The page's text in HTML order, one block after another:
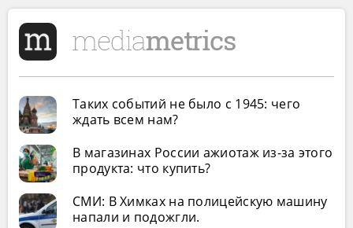
Таких событий не было с 1945: чего
ждать всем нам?
В магазинах России ажиотаж из-за этого
продукта: что купить?
СМИ: В Химках на полицейскую машину
напали и подожгли.